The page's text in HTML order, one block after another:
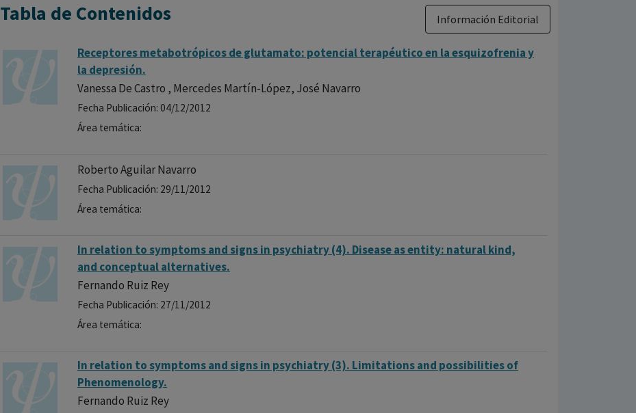
Tabla de Contenidos Información Editorial
Receptores metabotrópicos de glutamato: potencial terapéutico en la esquizofrenia y
la depresión.
Vanessa De Castro , Mercedes Martín-López, José Navarro
Fecha Publicación: 04/12/2012
Área temática:
Roberto Aguilar Navarro
Fecha Publicación: 29/11/2012
Área temática:
In relation to symptoms and signs in psychiatry (4). Disease as entity: natural kind,
and conceptual alternatives.
Fernando Ruiz Rey
Fecha Publicación: 27/11/2012
Área temática:
In relation to symptoms and signs in psychiatry (3). Limitations and possibilities of
Phenomenology.
Fernando Ruiz Rey